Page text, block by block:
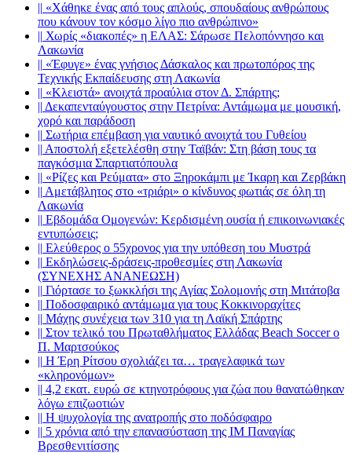
|| «Χάθηκε ένας από τους απλούς, σπουδαίους ανθρώπους
που κάνουν τον κόσμο λίγο πιο ανθρώπινο»
|| Χωρίς «διακοπές» η ΕΛΑΣ: Σάρωσε Πελοπόννησο και
Λακωνία
|| «Έφυγε» ένας γνήσιος Δάσκαλος και πρωτοπόρος της
Τεχνικής Εκπαίδευσης στη Λακωνία
|| «Κλειστά» ανοιχτά προαύλια στον Δ. Σπάρτης;
|| Δεκαπενταύγουστος στην Πετρίνα: Αντάμωμα με μουσική,
χορό και παράδοση
|| Σωτήρια επέμβαση για ναυτικό ανοιχτά του Γυθείου
|| Αποστολή εξετελέσθη στην Ταϊβάν: Στη βάση τους τα
παγκόσμια Σπαρτιατόπουλα
|| «Ρίζες και Ρεύματα» στο Ξηροκάμπι με Ίκαρη και Ζερβάκη
|| Αμετάβλητος στο «τριάρι» ο κίνδυνος φωτιάς σε όλη τη
Λακωνία
|| Εβδομάδα Ομογενών: Κερδισμένη ουσία ή επικοινωνιακές
εντυπώσεις;
|| Ελεύθερος ο 55χρονος για την υπόθεση του Μυστρά
|| Εκδηλώσεις-δράσεις-προθεσμίες στη Λακωνία
(ΣΥΝΕΧΗΣ ΑΝΑΝΕΩΣΗ)
|| Γιόρτασε το ξωκκλήσι της Αγίας Σολομονής στη Μιτάτοβα
|| Ποδοσφαιρικό αντάμωμα για τους Κοκκινοραχίτες
|| Μάχης συνέχεια των 310 για τη Λαϊκή Σπάρτης
|| Στον τελικό του Πρωταθλήματος Ελλάδας Beach Soccer ο
Π. Μαρτσούκος
|| Η Έρη Ρίτσου σχολιάζει τα… τραγελαφικά των
«κληρονόμων»
|| 4,2 εκατ. ευρώ σε κτηνοτρόφους για ζώα που θανατώθηκαν
λόγω επιζωοτιών
|| Η ψυχολογία της ανατροπής στο ποδόσφαιρο
|| 5 χρόνια από την επανασύσταση της ΙΜ Παναγίας
Βρεσθενιτίσσης